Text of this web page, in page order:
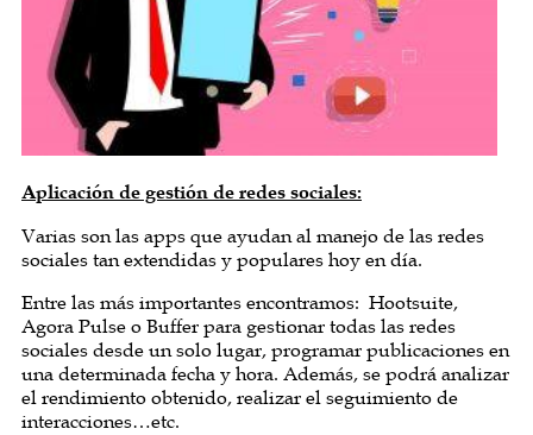
Aplicación de gestión de redes sociales:
Varias son las apps que ayudan al manejo de las redes
sociales tan extendidas y populares hoy en día.
Entre las más importantes encontramos: Hootsuite,
Agora Pulse o Buffer para gestionar todas las redes
sociales desde un solo lugar, programar publicaciones en
una determinada fecha y hora. Además, se podrá analizar
el rendimiento obtenido, realizar el seguimiento de
interacciones…etc.